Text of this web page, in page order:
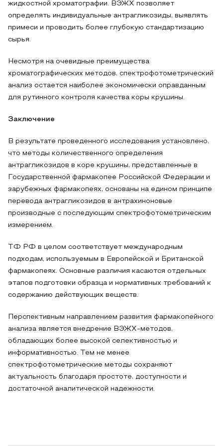
жидкостной хроматографии. ВЭЖХ позволяет
определять индивидуальные антрагликозиды, выявлять
примеси и проводить более глубокую стандартизацию
сырья.
Несмотря на очевидные преимущества
хроматографических методов, спектрофотометрический
анализ остается наиболее экономически оправданным
для рутинного контроля качества коры крушины.
Заключение
В результате проведенного исследования установлено,
что методы количественного определения
антрагликозидов в коре крушины, представленные в
Государственной фармакопее Российской Федерации и
зарубежных фармакопеях, основаны на едином принципе
перевода антрагликозидов в антрахиноновые
производные с последующим спектрофотометрическим
измерением.
ТФ РФ в целом соответствует международным
подходам, используемым в Европейской и Британской
фармакопеях. Основные различия касаются отдельных
этапов подготовки образца и нормативных требований к
содержанию действующих веществ.
Перспективным направлением развития фармакопейного
анализа является внедрение ВЭЖХ-методов,
обладающих более высокой селективностью и
информативностью. Тем не менее
спектрофотометрические методы сохраняют
актуальность благодаря простоте, доступности и
достаточной аналитической надежности.